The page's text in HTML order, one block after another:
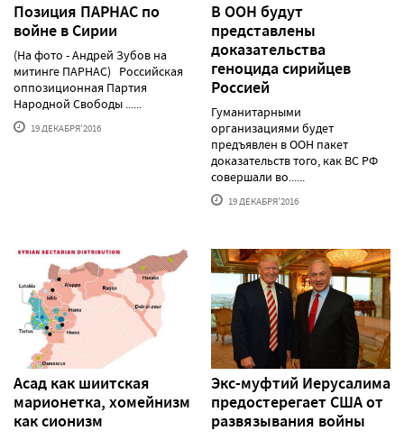
Позиция ПАРНАС по
войне в Сирии
(На фото - Андрей Зубов на
митинге ПАРНАС) Российская
оппозиционная Партия
Народной Свободы ......
19 ДЕКАБРЯ'2016
В ООН будут
представлены
доказательства
геноцида сирийцев
Россией
Гуманитарными
организациями будет
предъявлен в ООН пакет
доказательств того, как ВС РФ
совершали во......
19 ДЕКАБРЯ'2016
Асад как шиитская
марионетка, хомейнизм
как сионизм
Экс-муфтий Иерусалима
предостерегает США от
развязывания войны